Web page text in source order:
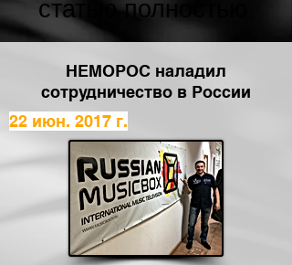
статью полностью.
НЕМОРОС наладил
сотрудничество в России
22 июн. 2017 г.